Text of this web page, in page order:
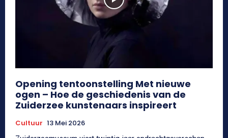
Opening tentoonstelling Met nieuwe
ogen – Hoe de geschiedenis van de
Zuiderzee kunstenaars inspireert
Cultuur 13 Mei 2026